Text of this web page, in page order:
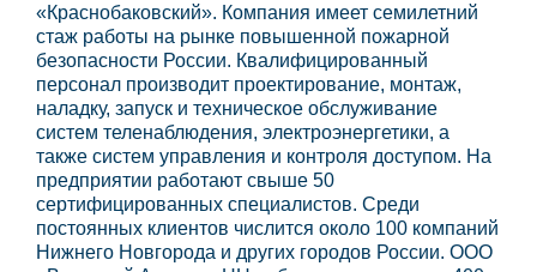
«Краснобаковский». Компания имеет семилетний
стаж работы на рынке повышенной пожарной
безопасности России. Квалифицированный
персонал производит проектирование, монтаж,
наладку, запуск и техническое обслуживание
систем теленаблюдения, электроэнергетики, а
также систем управления и контроля доступом. На
предприятии работают свыше 50
сертифицированных специалистов. Среди
постоянных клиентов числится около 100 компаний
Нижнего Новгорода и других городов России. ООО